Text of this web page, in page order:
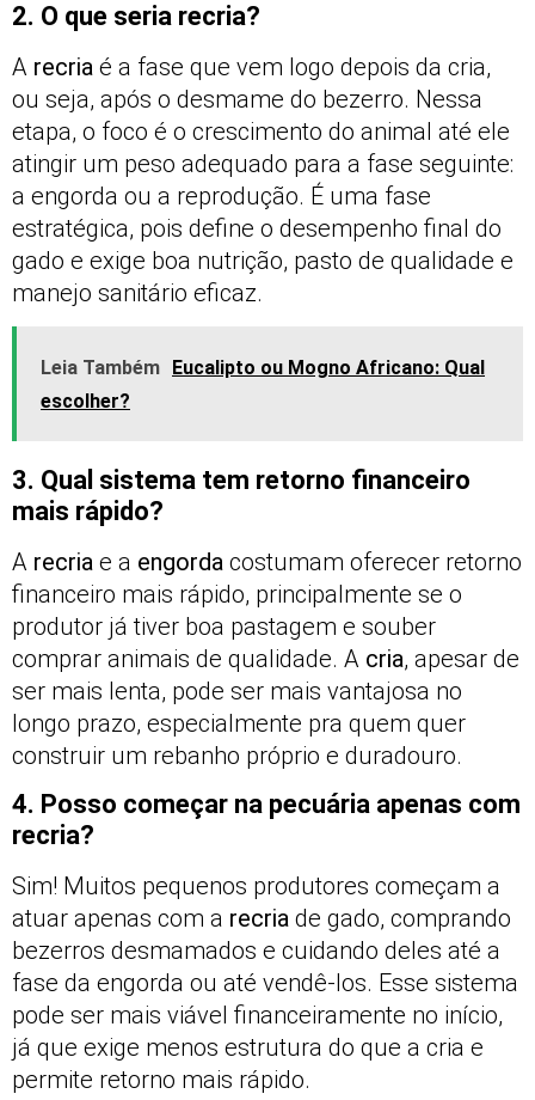
2. O que seria recria?
A recria é a fase que vem logo depois da cria,
ou seja, após o desmame do bezerro. Nessa
etapa, o foco é o crescimento do animal até ele
atingir um peso adequado para a fase seguinte:
a engorda ou a reprodução. É uma fase
estratégica, pois define o desempenho final do
gado e exige boa nutrição, pasto de qualidade e
manejo sanitário eficaz.
Leia Também Eucalipto ou Mogno Africano: Qual
escolher?
3. Qual sistema tem retorno financeiro
mais rápido?
A recria e a engorda costumam oferecer retorno
financeiro mais rápido, principalmente se o
produtor já tiver boa pastagem e souber
comprar animais de qualidade. A cria, apesar de
ser mais lenta, pode ser mais vantajosa no
longo prazo, especialmente pra quem quer
construir um rebanho próprio e duradouro.
4. Posso começar na pecuária apenas com
recria?
Sim! Muitos pequenos produtores começam a
atuar apenas com a recria de gado, comprando
bezerros desmamados e cuidando deles até a
fase da engorda ou até vendê-los. Esse sistema
pode ser mais viável financeiramente no início,
já que exige menos estrutura do que a cria e
permite retorno mais rápido.